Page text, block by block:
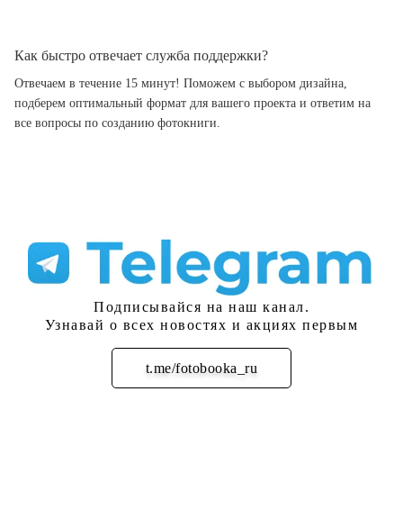
Как быстро отвечает служба поддержки?
Отвечаем в течение 15 минут! Поможем с выбором дизайна,
подберем оптимальный формат для вашего проекта и ответим на
все вопросы по созданию фотокниги.
Подписывайся на наш канал.
Узнавай о всех новостях и акциях первым
t.me/fotobooka_ru
Подписаться